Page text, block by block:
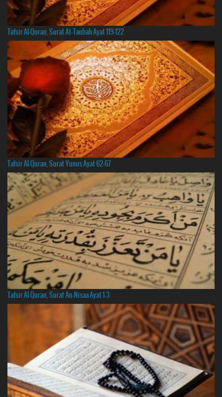
Tafsir Al-Quran, Surat At-Taubah Ayat 119-122
Tafsir Al-Quran, Surat Yunus Ayat 62-67
Tafsir Al-Quran, Surat An-Nisaa Ayat 1-3